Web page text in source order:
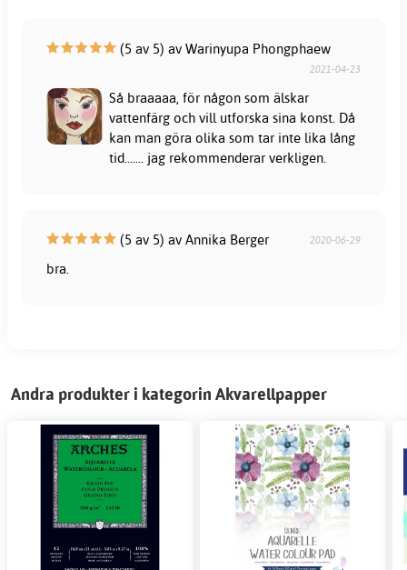
(5 av 5) av Warinyupa Phongphaew
2021-04-23
Så braaaaa, för någon som älskar
vattenfärg och vill utforska sina konst. Då
kan man göra olika som tar inte lika lång
tid....... jag rekommenderar verkligen.
(5 av 5) av Annika Berger 2020-06-29
bra.
Andra produkter i kategorin Akvarellpapper